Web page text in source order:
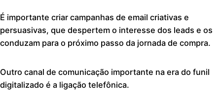
É importante criar campanhas de email criativas e
persuasivas, que despertem o interesse dos leads e os
conduzam para o próximo passo da jornada de compra.
Outro canal de comunicação importante na era do funil
digitalizado é a ligação telefônica.